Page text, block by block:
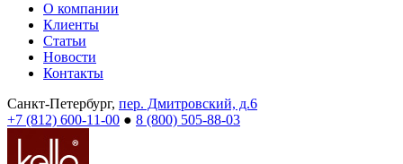
О компании
Клиенты
Статьи
Новости
Контакты
Санкт-Петербург, пер. Дмитровский, д.6
+7 (812) 600-11-00 ● 8 (800) 505-88-03